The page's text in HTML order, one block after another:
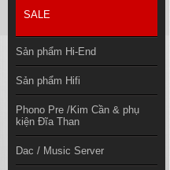
SALE
Sản phẩm Hi-End
Sản phẩm Hifi
Phono Pre /Kim Cần & phụ
kiện Đĩa Than
Dac / Music Server